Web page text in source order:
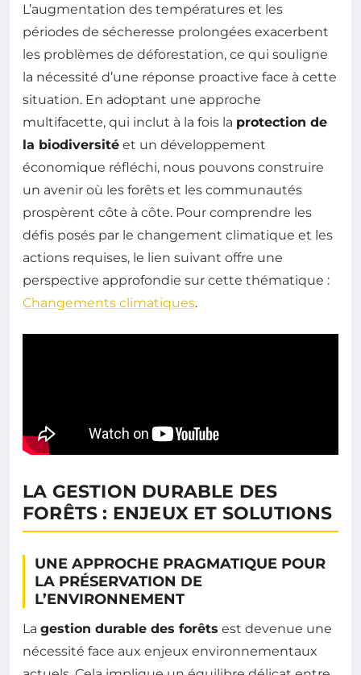
L’augmentation des températures et les
périodes de sécheresse prolongées exacerbent
les problèmes de déforestation, ce qui souligne
la nécessité d’une réponse proactive face à cette
situation. En adoptant une approche
multifacette, qui inclut à la fois la protection de
la biodiversité et un développement
économique réfléchi, nous pouvons construire
un avenir où les forêts et les communautés
prospèrent côte à côte. Pour comprendre les
défis posés par le changement climatique et les
actions requises, le lien suivant offre une
perspective approfondie sur cette thématique :
Changements climatiques.
LA GESTION DURABLE DES
FORÊTS : ENJEUX ET SOLUTIONS
UNE APPROCHE PRAGMATIQUE POUR
LA PRÉSERVATION DE
L’ENVIRONNEMENT
La gestion durable des forêts est devenue une
nécessité face aux enjeux environnementaux